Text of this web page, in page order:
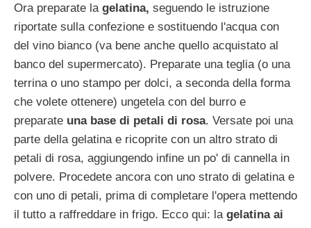
Ora preparate lagelatina, seguendo le istruzione
riportate sulla confezione e sostituendo l'acqua con
del vino bianco (va bene anche quello acquistato al
banco del supermercato). Preparate una teglia (o una
terrina o uno stampo per dolci, a seconda della forma
che volete ottenere) ungetela con del burro e
preparate una base di petali di rosa. Versate poi una
parte della gelatina e ricoprite con un altro strato di
petali di rosa, aggiungendo infine un po' di cannella in
polvere. Procedete ancora con uno strato di gelatina e
con uno di petali, prima di completare l'opera mettendo
il tutto a raffreddare in frigo. Ecco qui: la gelatina ai